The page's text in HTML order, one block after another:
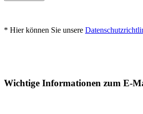
* Hier können Sie unsere
Wichtige Informationen zum E-